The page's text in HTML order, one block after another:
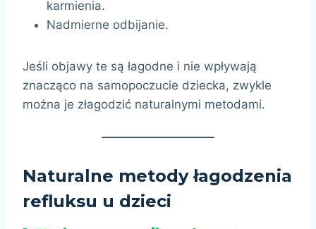
karmienia.
Nadmierne odbijanie.
Jeśli objawy te są łagodne i nie wpływają
znacząco na samopoczucie dziecka, zwykle
można je złagodzić naturalnymi metodami.
Naturalne metody łagodzenia
refluksu u dzieci